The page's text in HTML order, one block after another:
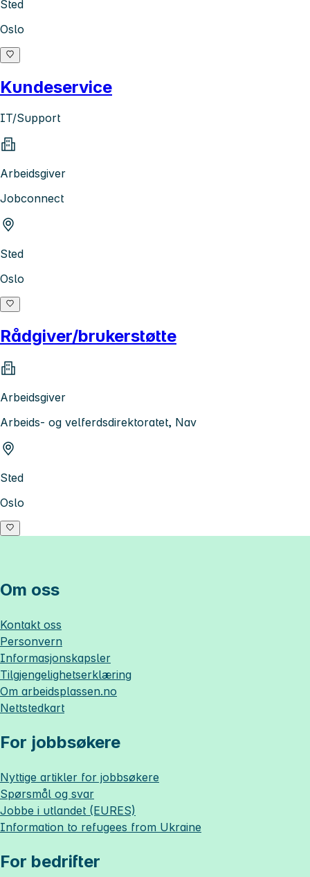
Sted
Oslo
Kundeservice
IT/Support
Arbeidsgiver
Jobconnect
Sted
Oslo
Rådgiver/brukerstøtte
Arbeidsgiver
Arbeids- og velferdsdirektoratet, Nav
Sted
Oslo
Om oss
Kontakt oss
Personvern
Informasjonskapsler
Tilgjengelighetserklæring
Om arbeidsplassen.no
Nettstedkart
For jobbsøkere
Nyttige artikler for jobbsøkere
Spørsmål og svar
Jobbe i utlandet (EURES)
Information to refugees from Ukraine
For bedrifter